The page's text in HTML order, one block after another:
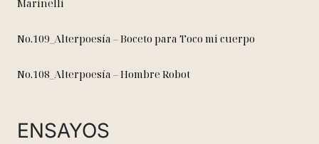
Marinelli
No.109_Alterpoesía – Boceto para Toco mi cuerpo
No.108_Alterpoesía – Hombre Robot
ENSAYOS